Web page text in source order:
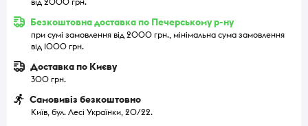
Безкоштовна доставка по Печерському р-ну
при сумі замовлення від 2000 грн., мінімальна сума замовлення
від 1000 грн.
Доставка по Києву
300 грн.
Самовивіз безкоштовно
Київ, бул. Лесі Українки, 20/22.